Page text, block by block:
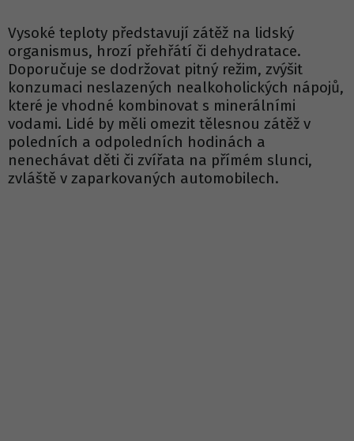
Vysoké teploty představují zátěž na lidský
organismus, hrozí přehřátí či dehydratace.
Doporučuje se dodržovat pitný režim, zvýšit
konzumaci neslazených nealkoholických nápojů,
které je vhodné kombinovat s minerálními
vodami. Lidé by měli omezit tělesnou zátěž v
poledních a odpoledních hodinách a
nenechávat děti či zvířata na přímém slunci,
zvláště v zaparkovaných automobilech.